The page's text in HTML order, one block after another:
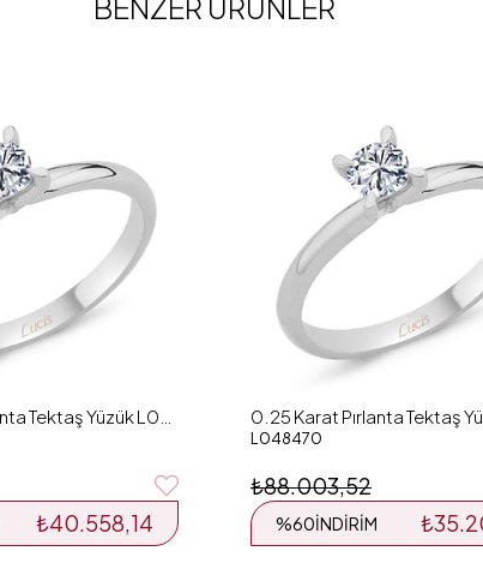
BENZER ÜRÜNLER
₺40.558,14
L048470
%60İNDIRIM
₺88.003,52